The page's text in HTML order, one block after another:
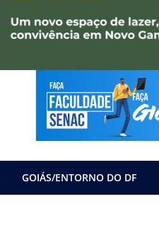
GOIÁS/ENTORNO DO DF